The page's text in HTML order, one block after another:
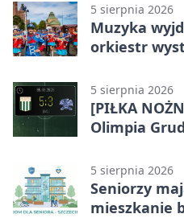
5 sierpnia 2026
Muzyka
orkiestr
5 sierpnia 2026
[PIŁKA
Olimpia
stracił
5 sierpnia 2026
Seniorzy
mieszkanie